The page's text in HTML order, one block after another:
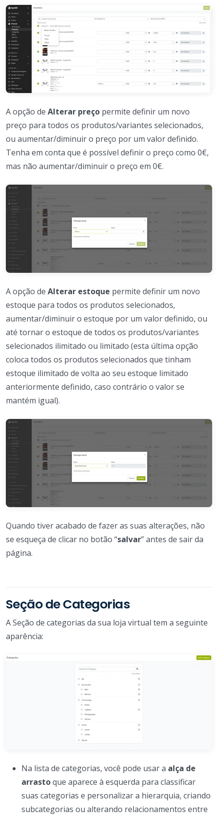
A opção de Alterar preço permite definir um novo
preço para todos os produtos/variantes selecionados,
ou aumentar/diminuir o preço por um valor definido.
Tenha em conta que é possível definir o preço como 0€,
mas não aumentar/diminuir o preço em 0€.
A opção de Alterar estoque permite definir um novo
estoque para todos os produtos selecionados,
aumentar/diminuir o estoque por um valor definido, ou
até tornar o estoque de todos os produtos/variantes
selecionados ilimitado ou limitado (esta última opção
coloca todos os produtos selecionados que tinham
estoque ilimitado de volta ao seu estoque limitado
anteriormente definido, caso contrário o valor se
mantém igual).
Quando tiver acabado de fazer as suas alterações, não
se esqueça de clicar no botão “salvar” antes de sair da
página.
Seção de Categorias
A Seção de categorias da sua loja virtual tem a seguinte
aparência:
Na lista de categorias, você pode usar a alça de
arrastoque aparece à esquerda para classificar
suas categorias e personalizar a hierarquia, criando
subcategorias ou alterando relacionamentos entre